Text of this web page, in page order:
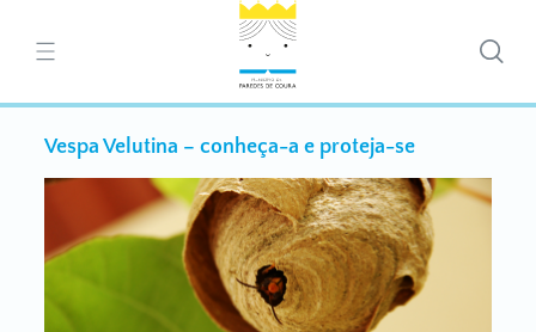
Vespa Velutina – conheça-a e proteja-se